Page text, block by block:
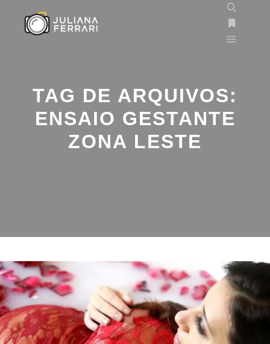
TAG DE ARQUIVOS:
ENSAIO GESTANTE
ZONA LESTE